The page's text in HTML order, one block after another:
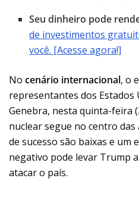
Seu dinheiro pode
de investimentos
você. [Acesse agora!]
No cenário internacional, o
representantes dos Estados
Genebra, nesta quinta-feira
nuclear segue no centro das
de sucesso são baixas e um
negativo pode levar Trump
atacar o país.